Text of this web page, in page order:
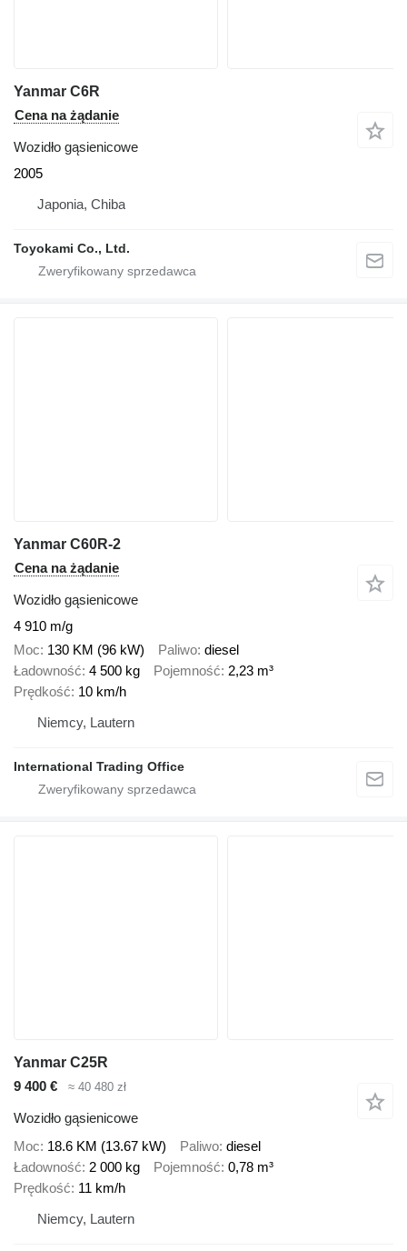
Yanmar C6R
Cena na żądanie
Wozidło gąsienicowe
2005
Japonia, Chiba
Toyokami Co., Ltd.
Yanmar C60R-2
Cena na żądanie
Wozidło gąsienicowe
4 910 m/g
Moc 130 KM (96 kW) Paliwo diesel
Ładowność 4 500 kg Pojemność 2,23 m³
Prędkość 10 km/h
Niemcy, Lautern
International Trading Office
Yanmar C25R
9 400 €
≈ 40 480 zł
Wozidło gąsienicowe
Moc 18.6 KM (13.67 kW) Paliwo diesel
Ładowność 2 000 kg Pojemność 0,78 m³
Prędkość 11 km/h
Niemcy, Lautern